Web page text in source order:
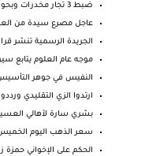
ضبط 3 تجار مخدرات وبحوزتهم 2 كيلو شابو في سوهاج
عاجل مصرع سيدة من
الجريدة الرسمية تنشر
موجه عام العلوم يتابع
النفيس في جوهر
ارتدوا الزي التقليدي
بشري سارة لأهالي
سعر الذهب اليوم
الحكم على الإخواني حمزة